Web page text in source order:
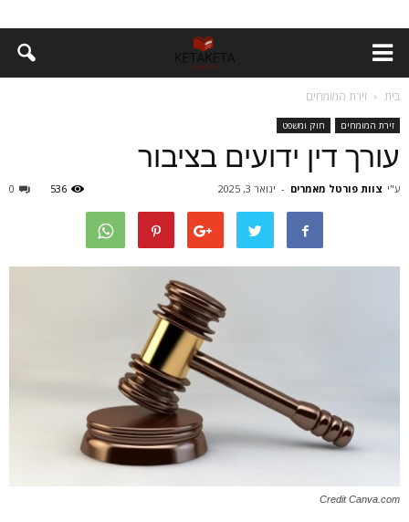
בית זירת המומחים
זירת המומחים חוק ומשפט
עורך דין ידועים בציבור‏
ע"י צוות פורטל מאמרים - ינואר 3, 2025 0 536
Credit Canva.com